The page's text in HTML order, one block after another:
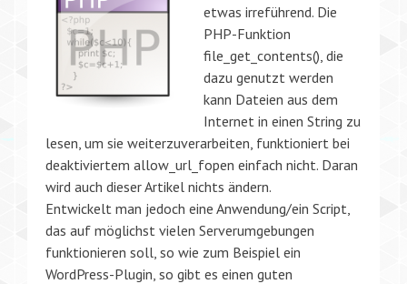
etwas irreführend. Die
PHP-Funktion
file_get_contents(), die
dazu genutzt werden
kann Dateien aus dem
Internet in einen String zu
lesen, um sie weiterzuverarbeiten, funktioniert bei
deaktiviertem allow_url_fopen einfach nicht. Daran
wird auch dieser Artikel nichts ändern.
Entwickelt man jedoch eine Anwendung/ein Script,
das auf möglichst vielen Serverumgebungen
funktionieren soll, so wie zum Beispiel ein
WordPress-Plugin, so gibt es einen guten